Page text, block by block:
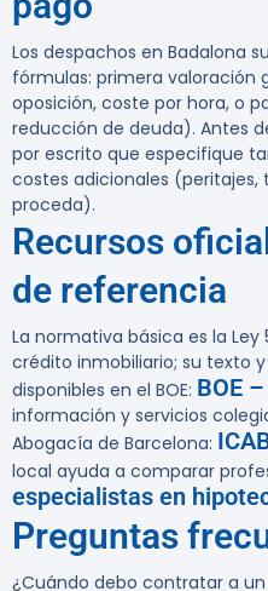
Los despachos en Badalona
fórmulas: primera valoración
oposición, coste por hora, o
reducción de deuda). Antes
por escrito que especifique
costes adicionales (peritajes,
proceda).
Recursos
de referencia
La normativa básica es la
crédito inmobiliario; su texto
disponibles en el BOE: BOE
información y servicios
Abogacía de Barcelona:
local ayuda a comparar
especialistas en
Preguntas
¿Cuándo debo contratar a